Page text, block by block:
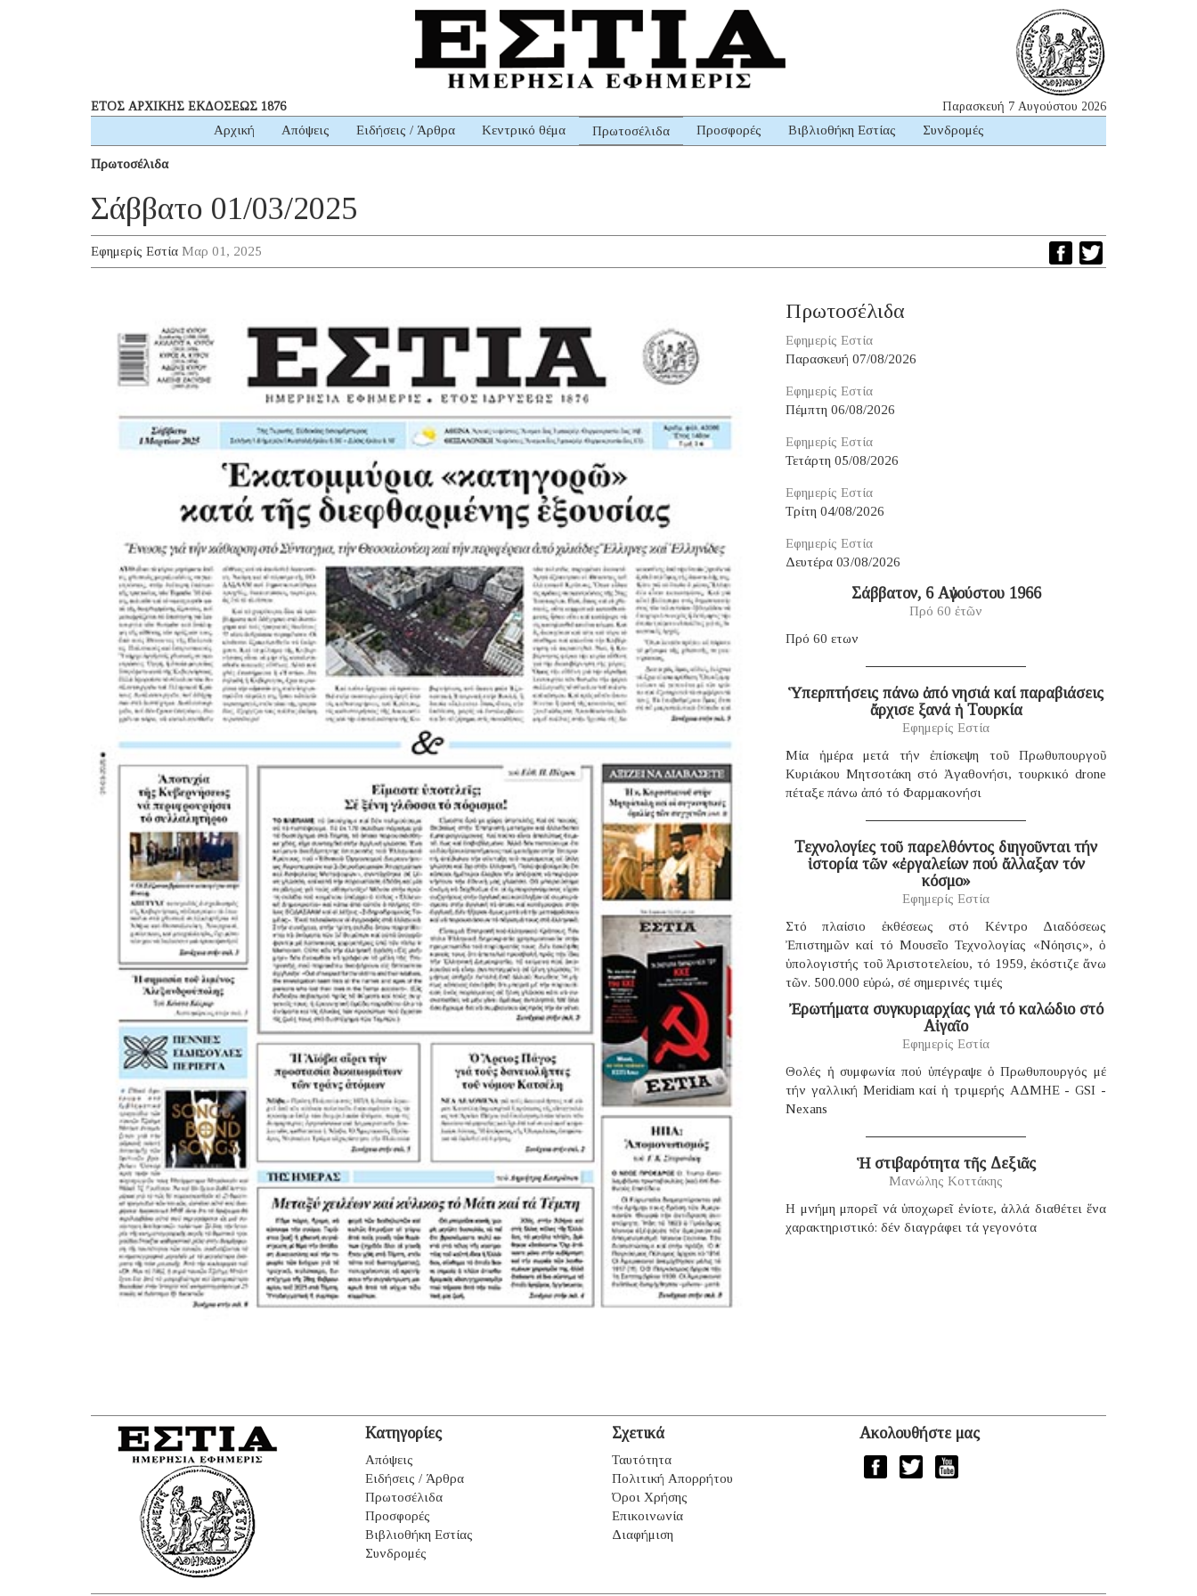
ΕΤΟΣ ΑΡΧΙΚΗΣ ΕΚΔΟΣΕΩΣ 1876 Παρασκευή 7 Αυγούστου 2026
Αρχική Απόψεις Ειδήσεις / Άρθρα Κεντρικό θέμα Πρωτοσέλιδα Προσφορές Βιβλιοθήκη Εστίας Συνδρομές
Πρωτοσέλιδα
Σάββατο 01/03/2025
Εφημερίς Εστία Μαρ 01, 2025
Πρωτοσέλιδα
Εφημερίς Εστία
Παρασκευή 07/08/2026
Εφημερίς Εστία
Πέμπτη 06/08/2026
Εφημερίς Εστία
Τετάρτη 05/08/2026
Εφημερίς Εστία
Τρίτη 04/08/2026
Εφημερίς Εστία
Δευτέρα 03/08/2026
Σάββατον, 6 Αὐγούστου 1966
Πρό 60 ἐτῶν
Πρό 60 ετων
Ὑπερπτήσεις πάνω ἀπό νησιά καί παραβιάσεις
ἄρχισε ξανά ἡ Τουρκία
Εφημερίς Εστία
Μία ἡμέρα μετά τήν ἐπίσκεψη τοῦ Πρωθυπουργοῦ
Κυριάκου Μητσοτάκη στό Ἀγαθονήσι, τουρκικό drone
πέταξε πάνω ἀπό τό Φαρμακονήσι
Τεχνολογίες τοῦ παρελθόντος διηγοῦνται τήν
ἱστορία τῶν «ἐργαλείων πού ἄλλαξαν τόν
κόσμο»
Εφημερίς Εστία
Στό πλαίσιο ἐκθέσεως στό Κέντρο Διαδόσεως
Ἐπιστημῶν καί τό Μουσεῖο Τεχνολογίας «Νόησις», ὁ
ὑπολογιστής τοῦ Ἀριστοτελείου, τό 1959, ἐκόστιζε ἄνω
τῶν. 500.000 εὐρώ, σέ σημερινές τιμές
Ἐρωτήματα συγκυριαρχίας γιά τό καλώδιο στό
Αἰγαῖο
Εφημερίς Εστία
Θολές ἡ συμφωνία πού ὑπέγραψε ὁ Πρωθυπουργός μέ
τήν γαλλική Μeridiam καί ἡ τριμερής ΑΔΜΗΕ - GSI -
Nexans
Ἡ στιβαρότητα τῆς Δεξιᾶς
Μανώλης Κοττάκης
H μνήμη μπορεῖ νά ὑποχωρεῖ ἐνίοτε, ἀλλά διαθέτει ἕνα
χαρακτηριστικό: δέν διαγράφει τά γεγονότα
Κατηγορίες
Απόψεις
Ειδήσεις / Άρθρα
Πρωτοσέλιδα
Προσφορές
Βιβλιοθήκη Εστίας
Συνδρομές
Σχετικά
Ταυτότητα
Πολιτική Απορρήτου
Όροι Χρήσης
Επικοινωνία
Διαφήμιση
Ακολουθήστε μας